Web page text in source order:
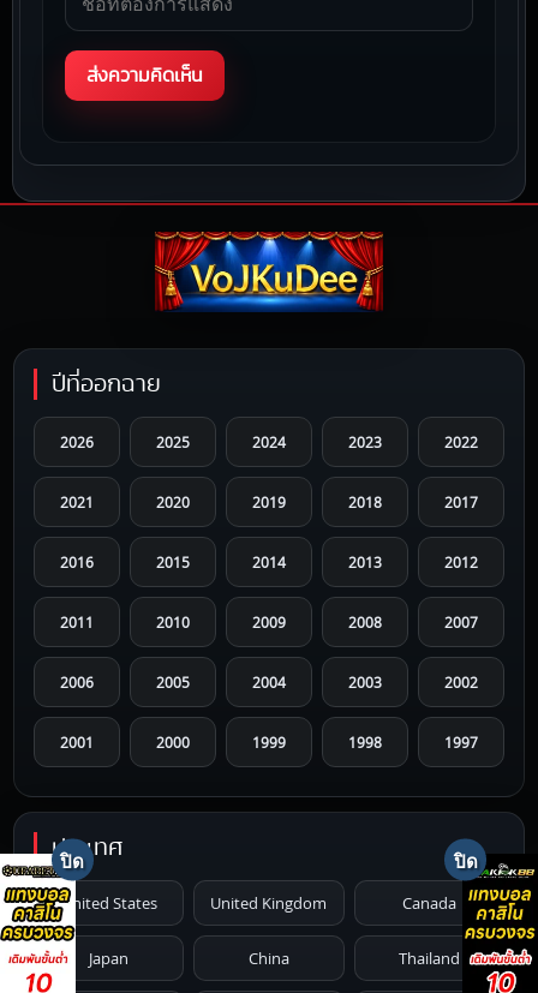
ปีที่ออกฉาย
2026 2025 2024 2023 2022
2021 2020 2019 2018 2017
2016 2015 2014 2013 2012
2011 2010 2009 2008 2007
2006 2005 2004 2003 2002
2001 2000 1999 1998 1997
1996 1995 1994 1993 1992
1991 1987
1986 1985 1984 1983 1982
1981 1980 1979 1978 1977
ประเทศ
United States United Kingdom Canada
Japan China Thailand